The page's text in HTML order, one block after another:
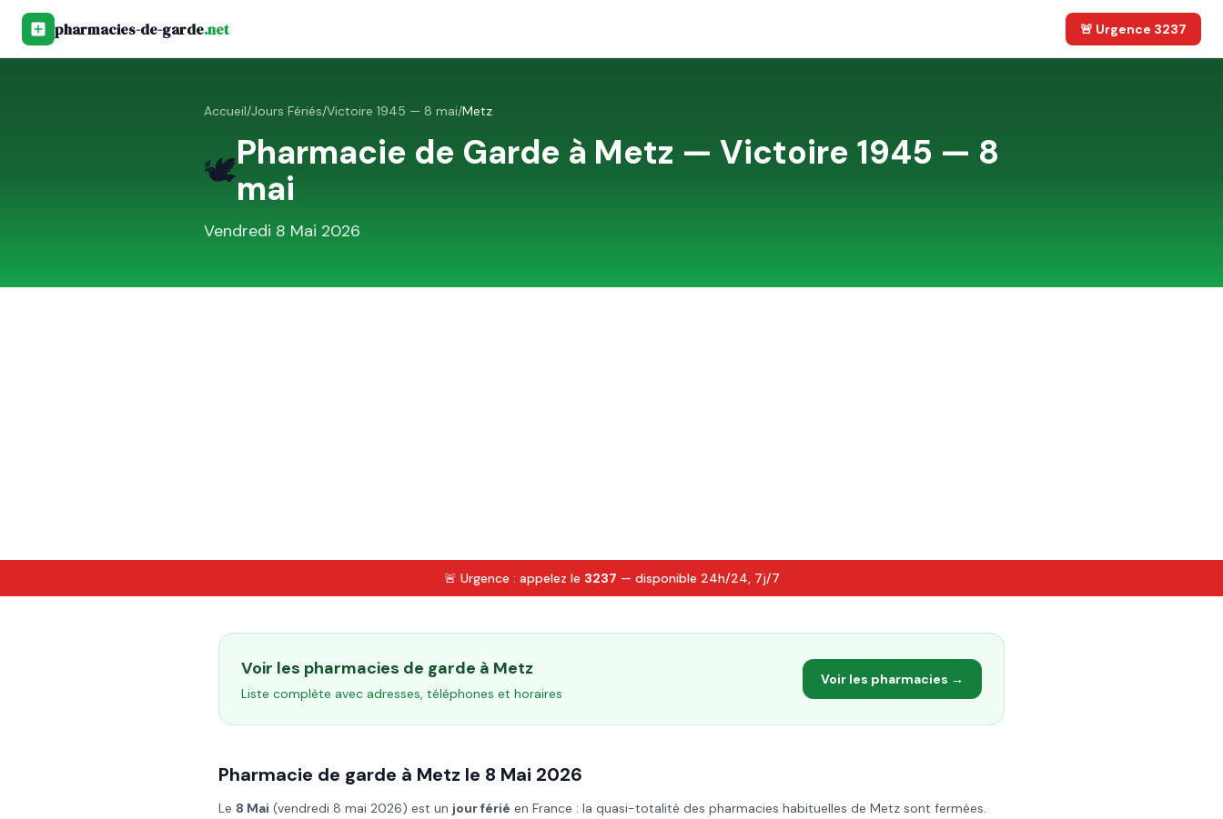
pharmacies-de-garde.net 🚨 Urgence 3237
Accueil/Jours Fériés/Victoire 1945 — 8 mai/Metz
🕊️Pharmacie de Garde à Metz — Victoire 1945 — 8
mai
Vendredi 8 Mai 2026
🚨 Urgence : appelez le 3237 — disponible 24h/24, 7j/7
Voir les pharmacies de garde à Metz
Liste complète avec adresses, téléphones et horaires
Voir les pharmacies →
Pharmacie de garde à Metz le 8 Mai 2026
Le 8 Mai (vendredi 8 mai 2026) est un jour férié en France : la quasi-totalité des pharmacies habituelles de Metz sont fermées.